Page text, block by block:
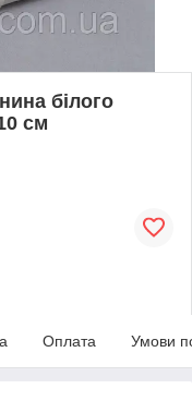
білого
см
Оплата Умови